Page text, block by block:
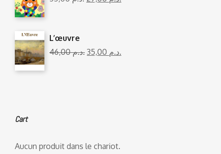
L’œuvre
46,00
د.م. 35,00 د.م.
Cart
Aucun produit dans le chariot.